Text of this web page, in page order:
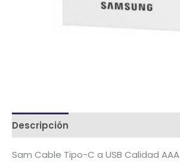
Descripción
Sam Cable Tipo-C a USB Calidad AAA